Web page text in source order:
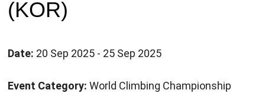
(KOR)
Date: 20 Sep 2025 - 25 Sep 2025
Event Category: World Climbing Championship